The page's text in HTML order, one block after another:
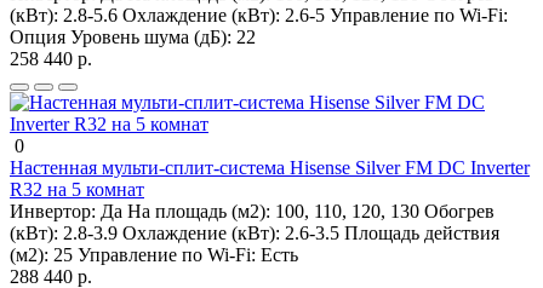
(кВт): 2.8-5.6 Охлаждение (кВт): 2.6-5 Управление по Wi-Fi:
Опция Уровень шума (дБ): 22
258 440 р.
0
Настенная мульти-сплит-система Hisense Silver FM DC Inverter
R32 на 5 комнат
Инвертор: Да На площадь (м2): 100, 110, 120, 130 Обогрев
(кВт): 2.8-3.9 Охлаждение (кВт): 2.6-3.5 Площадь действия
(м2): 25 Управление по Wi-Fi: Есть
288 440 р.